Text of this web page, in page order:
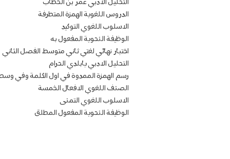
التحليل الادبي عمر بن الخطاب
الدروس اللغوية الهمزة المتطرفة
الاسلوب اللغوي التوكيد
الوظيفة النحوية المفعول به
اختبار نهائي لغتي ثاني متوسط الفصل الثاني
التحليل الادبي يابلدي الحرام
رسم الهمزة الممدوة في اول الكلمة وفي
الصنف اللغوي الافعال الخمسة
الاسلوب اللغوي التمنى
الوظيفة النحوية المفعول المطلق